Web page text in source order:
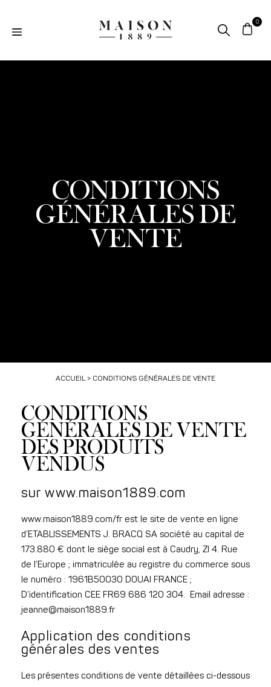
CONDITIONS
GÉNÉRALES DE
VENTE
ACCUEIL> CONDITIONS GÉNÉRALES DE VENTE
CONDITIONS
GÉNÉRALES DE VENTE
DES PRODUITS
VENDUS
sur www.maison1889.com
www.maison1889.com/fr est le site de vente en ligne
d’ETABLISSEMENTS J. BRACQ SA société au capital de
173.880 € dont le siège social est à Caudry, ZI 4. Rue
de l’Europe ; immatriculée au registre du commerce sous
le numéro : 1961B50030 DOUAI FRANCE ;
D’identification CEE FR69 686 120 304. Email adresse :
jeanne@maison1889.fr
Application des conditions
générales des ventes
Les présentes conditions de vente détaillées ci-dessous